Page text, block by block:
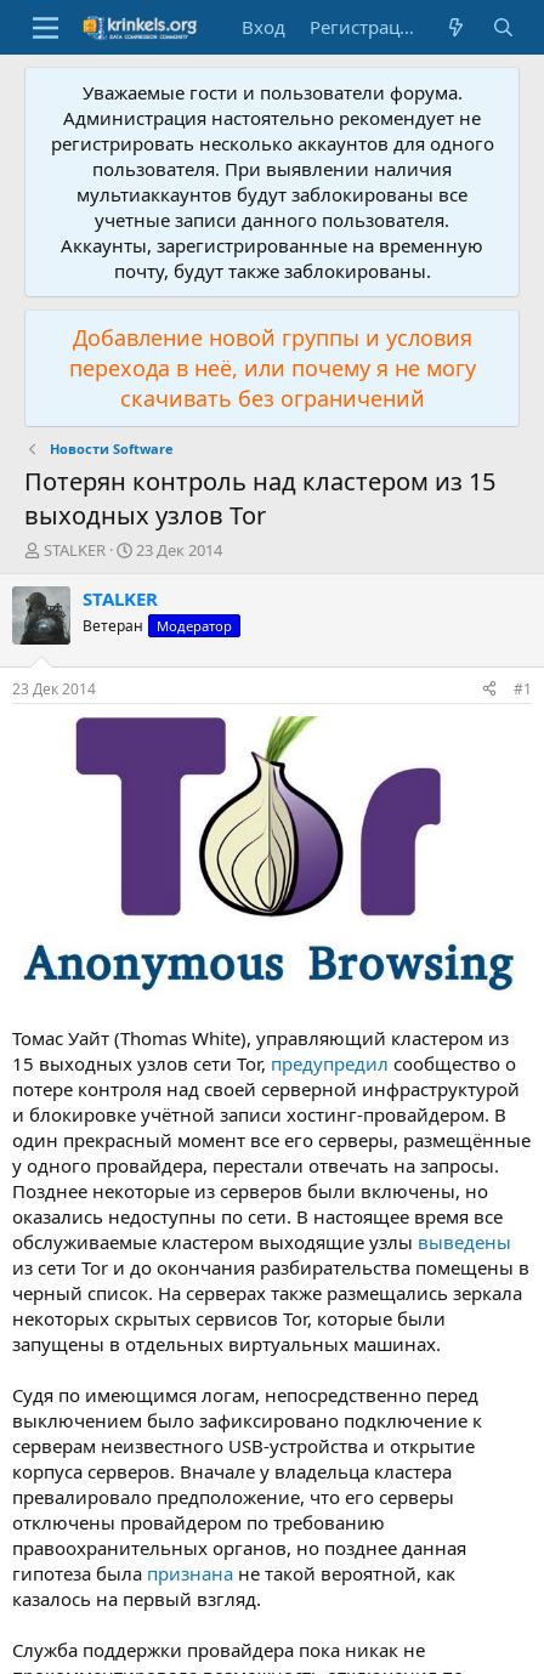
Вход Регистрация
Уважаемые гости и пользователи форума.
Администрация настоятельно рекомендует не
регистрировать несколько аккаунтов для одного
пользователя. При выявлении наличия
мультиаккаунтов будут заблокированы все
учетные записи данного пользователя.
Аккаунты, зарегистрированные на временную
почту, будут также заблокированы.
Добавление новой группы и условия
перехода в неё, или почему я не могу
скачивать без ограничений
Новости Software
Потерян контроль над кластером из 15
выходных узлов Tor
А
т
о
р
т
м
STALKER
Д
т
н
а
л
23 Дек 2014
STALKER
Ветеран Модератор
23 Дек 2014 #1
Томас Уайт (Thomas White), управляющий кластером из
15 выходных узлов сети Tor, предупредил сообщество о
потере контроля над своей серверной инфраструктурой
и блокировке учётной записи хостинг-провайдером. В
один прекрасный момент все его серверы, размещённые
у одного провайдера, перестали отвечать на запросы.
Позднее некоторые из серверов были включены, но
оказались недоступны по сети. В настоящее время все
обслуживаемые кластером выходящие узлы выведены
из сети Tor и до окончания разбирательства помещены в
черный список. На серверах также размещались зеркала
некоторых скрытых сервисов Tor, которые были
запущены в отдельных виртуальных машинах.
Судя по имеющимся логам, непосредственно перед
выключением было зафиксировано подключение к
серверам неизвестного USB-устройства и открытие
корпуса серверов. Вначале у владельца кластера
превалировало предположение, что его серверы
отключены провайдером по требованию
правоохранительных органов, но позднее данная
гипотеза была признана не такой вероятной, как
казалось на первый взгляд.
Служба поддержки провайдера пока никак не